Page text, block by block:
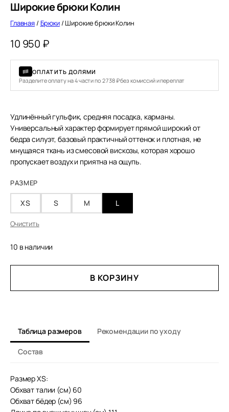
Широкие брюки Колин
Главная / Брюки/ Широкие брюки Колин
10 950 ₽
ОПЛАТИТЬ ДОЛЯМИ
Разделите оплату на 4 части по 2 738 ₽ без комиссий и переплат
Удлинённый гульфик, средняя посадка, карманы.
Универсальный характер формирует прямой широкий от
бедра силуэт, базовый практичный оттенок и плотная, не
мнущаяся ткань из смесовой вискозы, которая хорошо
пропускает воздух и приятна на ощупь.
РАЗМЕР
XS S M L
Очистить
10 в наличии
ШИРОКИЕ
В КОРЗИНУ
Таблица размеров Рекомендации по уходу
Состав
Размер XS:
Обхват талии (см) 60
Обхват бёдер (см) 96